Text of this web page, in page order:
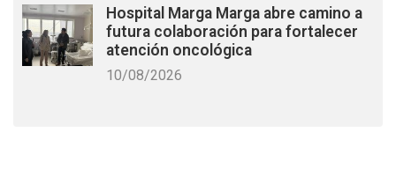
Hospital Marga Marga abre camino a
futura colaboración para fortalecer
atención oncológica
10/08/2026